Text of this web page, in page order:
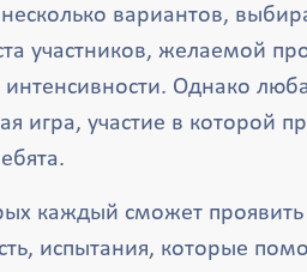
вариантов,
участников, желаемой
Однако
игра, участие в которой
каждый сможет проявить
испытания, которые